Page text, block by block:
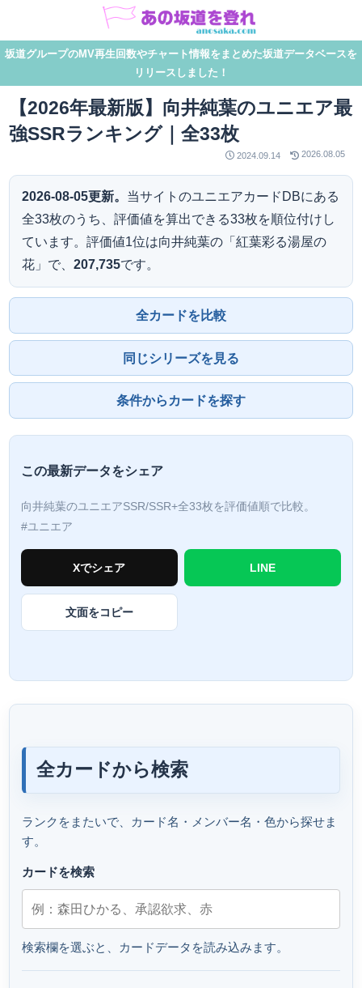
坂道グループのMV再生回数やチャート情報をまとめた坂道データベースを
リリースしました！
【2026年最新版】向井純葉のユニエア最
強SSRランキング｜全33枚
2024.09.14 2026.08.05
2026-08-05更新。 当サイトのユニエアカードDBにある
全33枚のうち、評価値を算出できる33枚を順位付けし
ています。評価値1位は向井純葉の「紅葉彩る湯屋の
花」で、 207,735です。
全カードを比較
同じシリーズを見る
条件からカードを探す
この最新データをシェア
向井純葉のユニエアSSR/SSR+全33枚を評価値順で比較。
#ユニエア
Xでシェア LINE
文面をコピー
全カードから検索
ランクをまたいで、カード名・メンバー名・色から探せま
す。
カードを検索
検索欄を選ぶと、カードデータを読み込みます。